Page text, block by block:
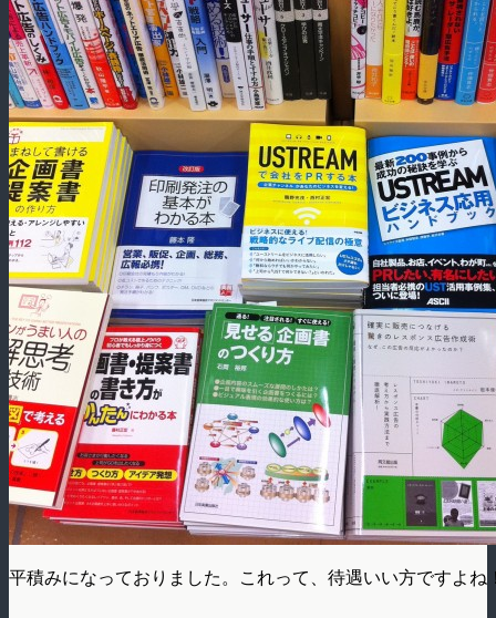
平積みになっておりました。これって、待遇いい方ですよね